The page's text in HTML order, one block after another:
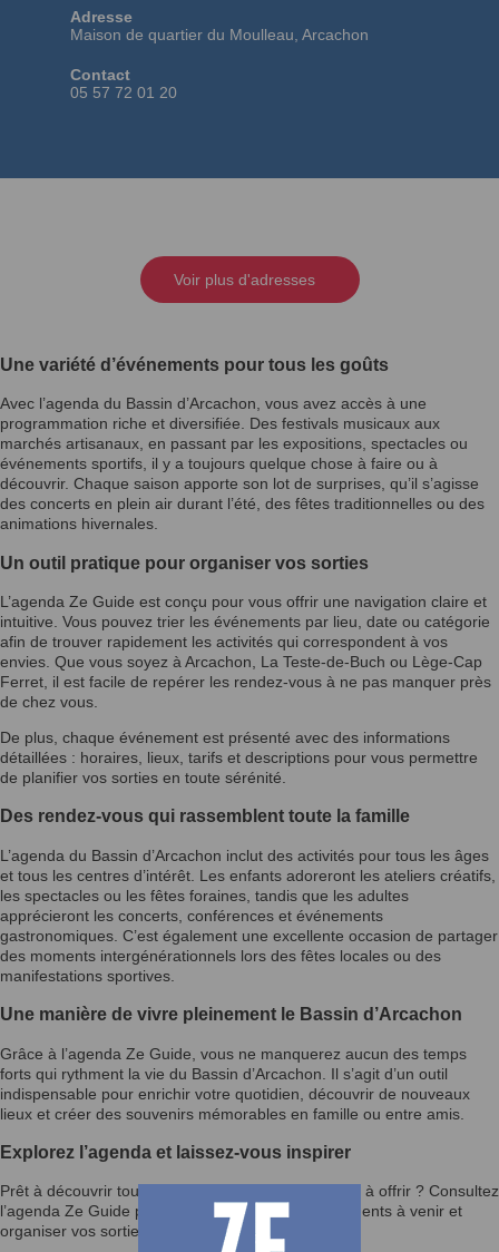
Adresse
Maison de quartier du Moulleau, Arcachon
Contact
05 57 72 01 20
Voir plus d'adresses
Une variété d’événements pour tous les goûts
Avec l’agenda du Bassin d’Arcachon, vous avez accès à une
programmation riche et diversifiée. Des festivals musicaux aux
marchés artisanaux, en passant par les expositions, spectacles ou
événements sportifs, il y a toujours quelque chose à faire ou à
découvrir. Chaque saison apporte son lot de surprises, qu’il s’agisse
des concerts en plein air durant l’été, des fêtes traditionnelles ou des
animations hivernales.
Un outil pratique pour organiser vos sorties
L’agenda Ze Guide est conçu pour vous offrir une navigation claire et
intuitive. Vous pouvez trier les événements par lieu, date ou catégorie
afin de trouver rapidement les activités qui correspondent à vos
envies. Que vous soyez à Arcachon, La Teste-de-Buch ou Lège-Cap
Ferret, il est facile de repérer les rendez-vous à ne pas manquer près
de chez vous.
De plus, chaque événement est présenté avec des informations
détaillées : horaires, lieux, tarifs et descriptions pour vous permettre
de planifier vos sorties en toute sérénité.
Des rendez-vous qui rassemblent toute la famille
L’agenda du Bassin d’Arcachon inclut des activités pour tous les âges
et tous les centres d’intérêt. Les enfants adoreront les ateliers créatifs,
les spectacles ou les fêtes foraines, tandis que les adultes
apprécieront les concerts, conférences et événements
gastronomiques. C’est également une excellente occasion de partager
des moments intergénérationnels lors des fêtes locales ou des
manifestations sportives.
Une manière de vivre pleinement le Bassin d’Arcachon
Grâce à l’agenda Ze Guide, vous ne manquerez aucun des temps
forts qui rythment la vie du Bassin d’Arcachon. Il s’agit d’un outil
indispensable pour enrichir votre quotidien, découvrir de nouveaux
lieux et créer des souvenirs mémorables en famille ou entre amis.
Explorez l’agenda et laissez-vous inspirer
Prêt à découvrir tout ce que le Bassin d’Arcachon a à offrir ? Consultez
l’agenda Ze Guide pour rester informé des événements à venir et
organiser vos sorties selon vos envies.